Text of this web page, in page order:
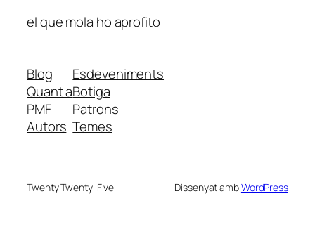
el que mola ho aprofito
Blog
Quant a
PMF
Autors
Esdeveniments
Botiga
Patrons
Temes
Twenty Twenty-Five Dissenyat ambWordPress